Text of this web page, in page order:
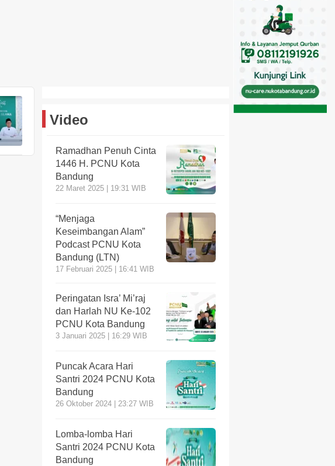
Video
Ramadhan Penuh Cinta
1446 H. PCNU Kota
Bandung
22 Maret 2025 | 19:31 WIB
“Menjaga
Keseimbangan Alam”
Podcast PCNU Kota
Bandung (LTN)
17 Februari 2025 | 16:41 WIB
Peringatan Isra’ Mi’raj
dan Harlah NU Ke-102
PCNU Kota Bandung
3 Januari 2025 | 16:29 WIB
Puncak Acara Hari
Santri 2024 PCNU Kota
Bandung
26 Oktober 2024 | 23:27 WIB
Lomba-lomba Hari
Santri 2024 PCNU Kota
Bandung